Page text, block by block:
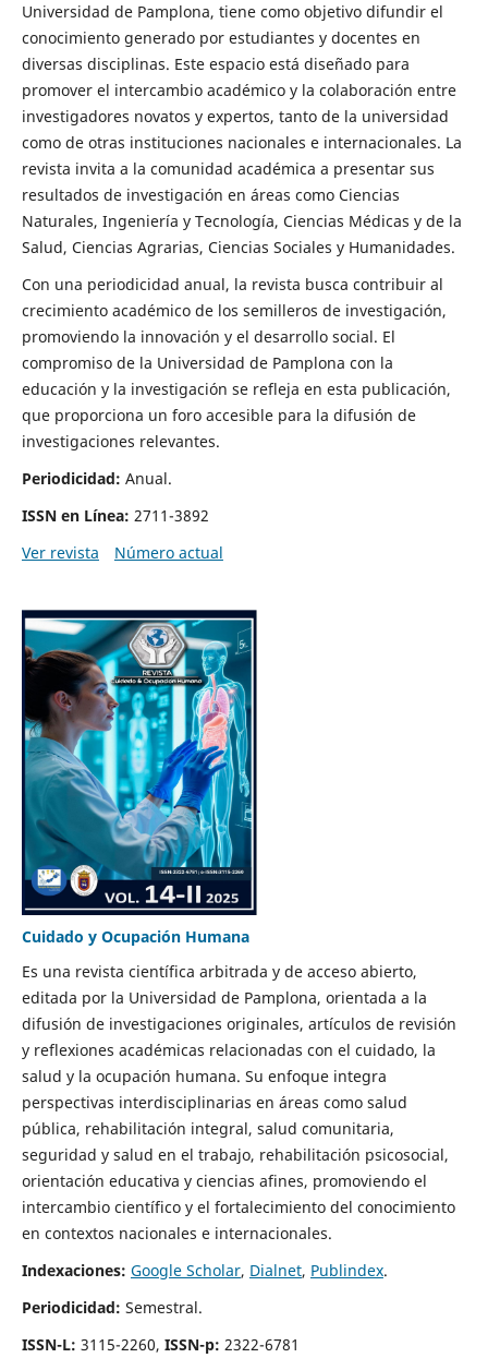
Universidad de Pamplona, tiene como objetivo difundir el
conocimiento generado por estudiantes y docentes en
diversas disciplinas. Este espacio está diseñado para
promover el intercambio académico y la colaboración entre
investigadores novatos y expertos, tanto de la universidad
como de otras instituciones nacionales e internacionales. La
revista invita a la comunidad académica a presentar sus
resultados de investigación en áreas como Ciencias
Naturales, Ingeniería y Tecnología, Ciencias Médicas y de la
Salud, Ciencias Agrarias, Ciencias Sociales y Humanidades.
Con una periodicidad anual, la revista busca contribuir al
crecimiento académico de los semilleros de investigación,
promoviendo la innovación y el desarrollo social. El
compromiso de la Universidad de Pamplona con la
educación y la investigación se refleja en esta publicación,
que proporciona un foro accesible para la difusión de
investigaciones relevantes.
Periodicidad: Anual.
ISSN en Línea: 2711-3892
Ver revista
Número actual
Cuidado y Ocupación Humana
Es una revista científica arbitrada y de acceso abierto,
editada por la Universidad de Pamplona, orientada a la
difusión de investigaciones originales, artículos de revisión
y reflexiones académicas relacionadas con el cuidado, la
salud y la ocupación humana. Su enfoque integra
perspectivas interdisciplinarias en áreas como salud
pública, rehabilitación integral, salud comunitaria,
seguridad y salud en el trabajo, rehabilitación psicosocial,
orientación educativa y ciencias afines, promoviendo el
intercambio científico y el fortalecimiento del conocimiento
en contextos nacionales e internacionales.
Indexaciones: Google Scholar, Dialnet, Publindex.
Periodicidad: Semestral.
ISSN-L: 3115-2260, ISSN-p: 2322-6781